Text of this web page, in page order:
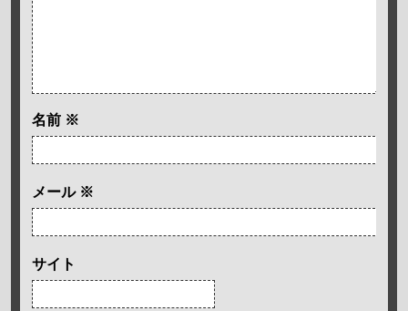
名前 ※
メール ※
サイト